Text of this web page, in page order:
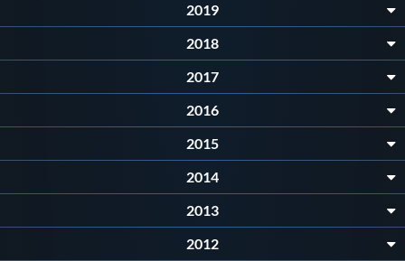
Intranet
Mappa del sito
2019
2018
2017
2016
2015
2014
2013
2012